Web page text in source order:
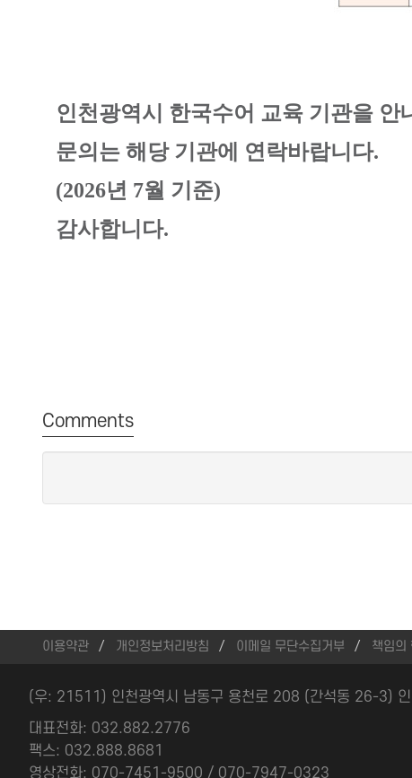
인천광역시 한국수어 교육 기관을 안
문의는 해당 기관에 연락바랍니다.
(2026년 7월 기준)
감사합니다.
Comments
이용약관 개인정보처리방침 이메일 무단수집거부 책임의
(우: 21511) 인천광역시 남동구 용천로 208 (간석동 26-3)
대표전화: 032.882.2776
팩스: 032.888.8681
영상전화: 070-7451-9500 / 070-7947-0323